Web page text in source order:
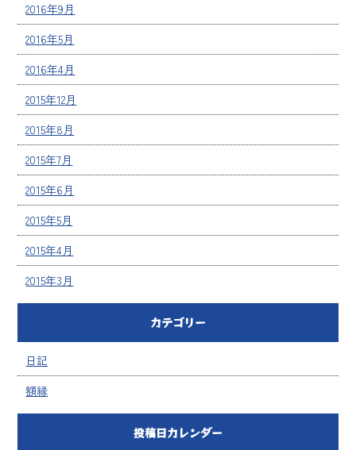
2016年9月
2016年5月
2016年4月
2015年12月
2015年8月
2015年7月
2015年6月
2015年5月
2015年4月
2015年3月
カテゴリー
日記
額縁
投稿日カレンダー